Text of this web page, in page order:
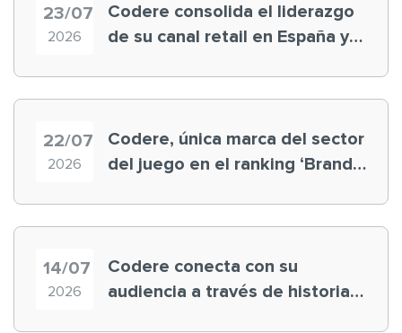
23/07
2026
Codere consolida el liderazgo
de su canal retail en España y
22/07
2026
Codere, única marca del sector
del juego en el ranking ‘Brand
14/07
2026
Codere conecta con su
audiencia a través de historias